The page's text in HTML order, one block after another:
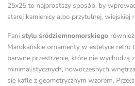
25x25 to najprostszy sposób, by
starej kamienicy albo przytulnej, wiejskiej
Fani stylu śródziemnomorskiego
Marokańskie ornamenty w estetyce retro
barwne przestrzenie, które nie wychodzą
minimalistycznych, nowoczesnych
się kafle z geometrycznym wzorem.